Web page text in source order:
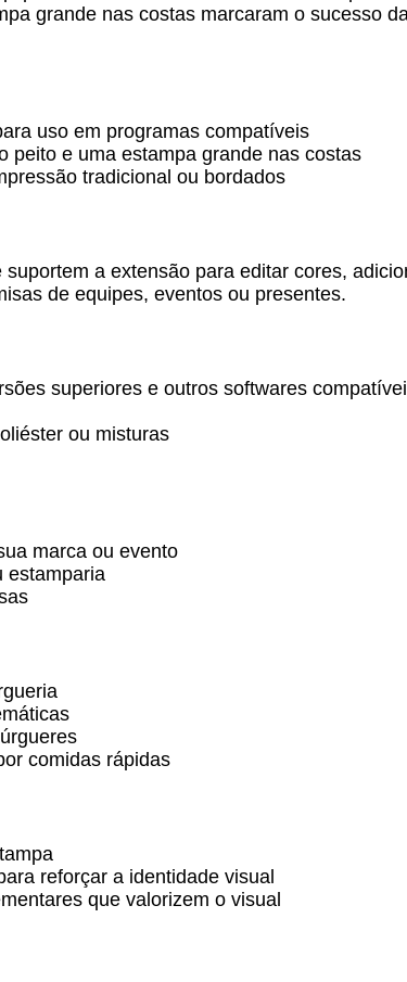
grande nas costas marcaram o sucesso
uso em programas compatíveis
peito e uma estampa grande nas costas
tradicional ou bordados
a extensão para editar cores,
de equipes, eventos ou presentes.
superiores e outros softwares
ou misturas
marca ou evento
estamparia
comidas rápidas
reforçar a identidade visual
que valorizem o visual